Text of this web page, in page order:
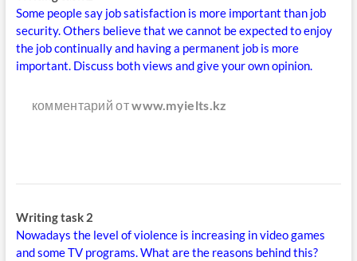
Some people say job satisfaction is more important than job
security. Others believe that we cannot be expected to enjoy
the job continually and having a permanent job is more
important. Discuss both views and give your own opinion.
комментарий отwww.myielts.kz
Writing task 2
Nowadays the level of violence is increasing in video games
and some TV programs. What are the reasons behind this?